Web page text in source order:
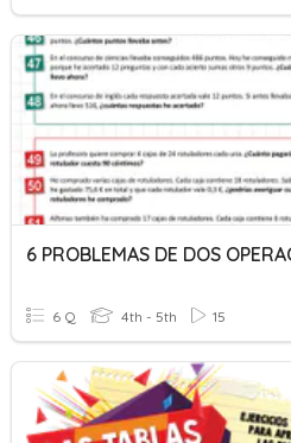
6 Q 4th - 5th 15